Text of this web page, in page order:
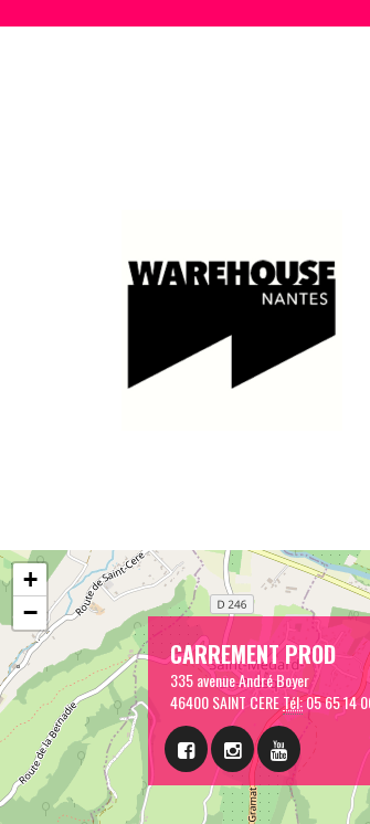
CARREMENT PROD
335 avenue André Boyer
46400 SAINT CERETél:05 65 14
+
−